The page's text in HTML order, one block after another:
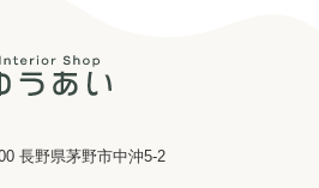
長野県茅野市中沖5-2